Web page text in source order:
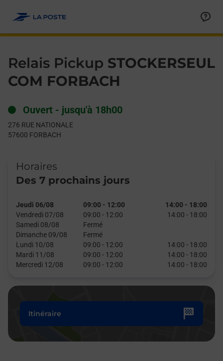
Relais Pickup STOCKERSEUL
COM FORBACH
Ouvert - jusqu'à 18h00
276 RUE NATIONALE
57600 FORBACH
Horaires
Des 7 prochains jours
Jeudi 06/08 09:00 - 12:00 14:00 - 18:00
Vendredi 07/08
09:00 - 12:00 14:00 - 18:00
Samedi 08/08
Fermé
Dimanche 09/08
Fermé
Lundi 10/08
09:00 - 12:00 14:00 - 18:00
Mardi 11/08
09:00 - 12:00 14:00 - 18:00
Mercredi 12/08
09:00 - 12:00 14:00 - 18:00
Itinéraire